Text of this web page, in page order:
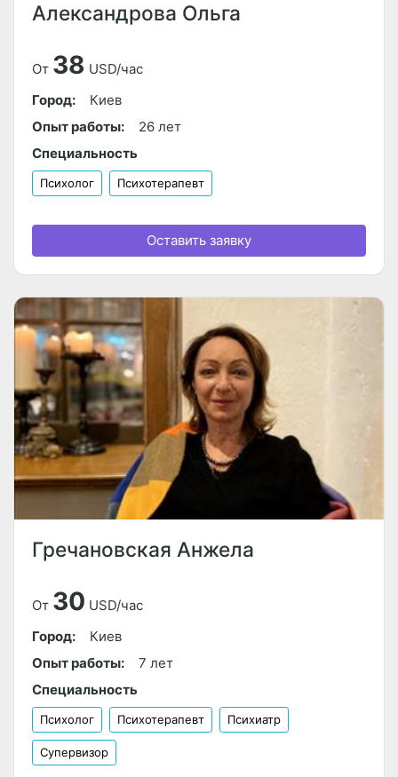
Александрова Ольга
От 38 USD/час
Город:
Киев
Опыт работы:
26 лет
Специальность
Психолог Психотерапевт
Оставить заявку
Гречановская Анжела
От 30 USD/час
Город:
Киев
Опыт работы:
7 лет
Специальность
Психолог Психотерапевт Психиатр
Супервизор